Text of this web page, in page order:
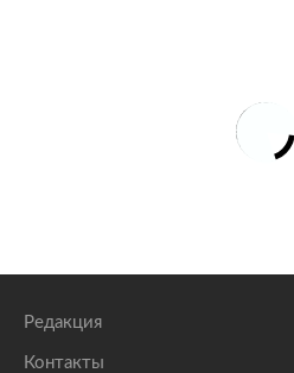
Редакция
Контакты